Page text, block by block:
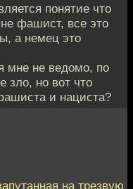
понятие что
фашист, все это
а немец это
мне не ведомо, по
зло, но вот что
и нациста?
на трезвую